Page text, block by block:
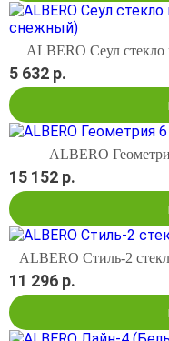
ALBERO Сеул
5 632 р.
ALBERO
15 152 р.
ALBERO Стиль-2
11 296 р.